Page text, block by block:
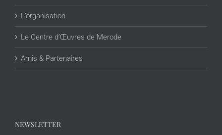
L’organisation
Le Centre d’Œuvres de Merode
Amis & Partenaires
NEWSLETTER